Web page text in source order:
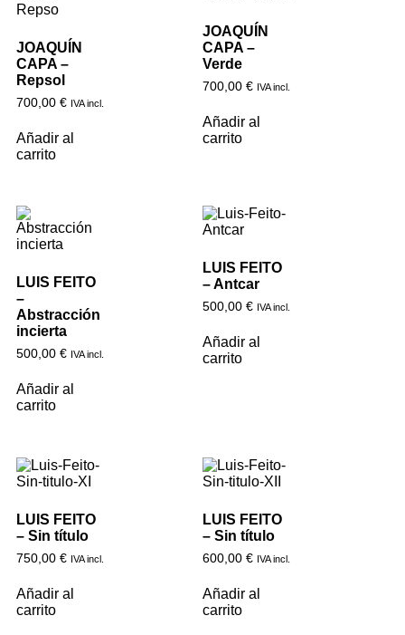
JOAQUÍN
CAPA –
Repsol
700,00 € IVA incl.
Añadir al
carrito
JOAQUÍN
CAPA –
Verde
700,00 € IVA incl.
Añadir al
carrito
LUIS FEITO
–
Abstracción
incierta
500,00 € IVA incl.
Añadir al
carrito
LUIS FEITO
– Antcar
500,00 € IVA incl.
Añadir al
carrito
LUIS FEITO
– Sin título
750,00 € IVA incl.
Añadir al
carrito
LUIS FEITO
– Sin título
600,00 € IVA incl.
Añadir al
carrito